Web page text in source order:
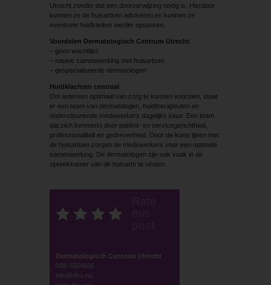
Utrecht zonder dat een doorverwijzing nodig is. Hierdoor
kunnen ze de huisartsen adviseren en kunnen ze
eventuele huidkanker eerder opsporen.
Voordelen Dermatologisch Centrum Utrecht
– geen wachtlijst
– nauwe samenwerking met huisartsen
– gespecialiseerde dermatologen
Huidklachten centraal
Om iedereen optimaal van zorg te kunnen voorzien, staat
er een team van dermatologen, huidtherapeuten en
ondersteunende medewerkers dagelijks klaar. Een team
dat zich kenmerkt door patiënt- en servicegerichtheid,
professionaliteit en gedrevenheid. Door de korte lijnen met
de huisartsen zorgen de medewerkers voor een optimale
samenwerking. De dermatologen zijn ook vaak in de
spreekkamer van de huisarts te vinden.
Dermatologisch Centrum Utrecht
088-5554666
info@dcu.nu